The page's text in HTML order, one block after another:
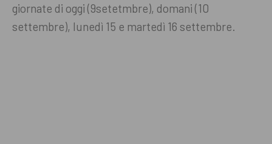
giornate di oggi (9setetmbre), domani (10
settembre), lunedì 15 e martedì 16 settembre.